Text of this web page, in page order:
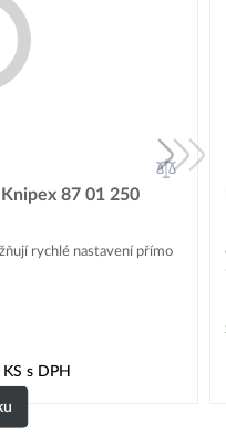
87 01 250
rychlé nastavení přímo
s DPH